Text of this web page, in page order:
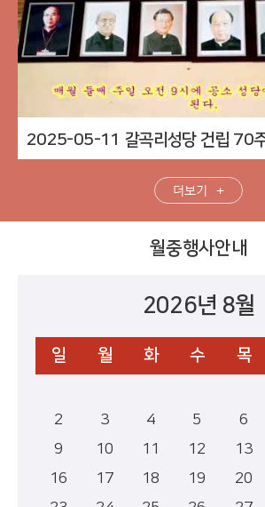
2025-05-11 갈곡리성당 건립 70
더보기
월중행사안내
2026년 8월
일 월 화 수 목
2
3 4 5 6
9
10 11 12 13
16
17 18 19 20